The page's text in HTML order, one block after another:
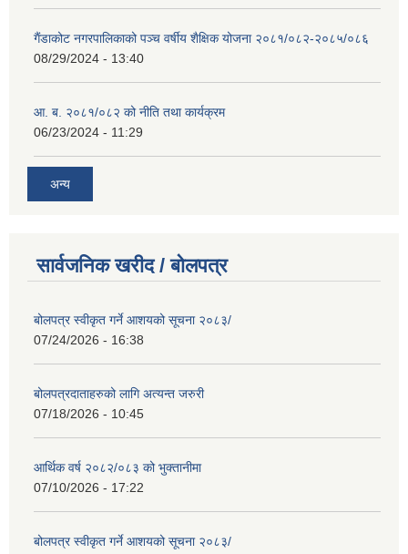
गैंडाकोट नगरपालिकाको पञ्च वर्षीय शैक्षिक योजना २०८१/०८२-२०८५/०८६
08/29/2024 - 13:40
आ. ब. २०८१/०८२ को नीति तथा कार्यक्रम
06/23/2024 - 11:29
अन्य
सार्वजनिक खरीद / बोलपत्र
बोलपत्र स्वीकृत गर्ने आशयको सूचना २०८३/
07/24/2026 - 16:38
बोलपत्रदाताहरुको लागि अत्यन्त जरुरी
07/18/2026 - 10:45
आर्थिक वर्ष २०८२/०८३ को भुक्तानीमा
07/10/2026 - 17:22
बोलपत्र स्वीकृत गर्ने आशयको सूचना २०८३/